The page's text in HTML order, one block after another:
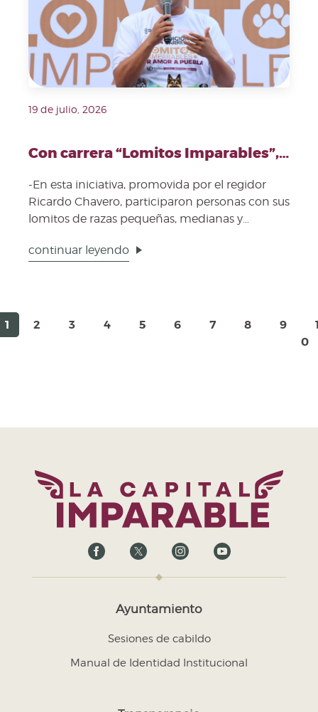
19 de julio, 2026
Con carrera “Lomitos Imparables”, Puebla se une en una fiesta deportiva y de bienestar animal
-En esta iniciativa, promovida por el regidor
Ricardo Chavero, participaron personas con sus
lomitos de razas pequeñas, medianas y
continuar leyendo
1 2 3 4 5 6 7 8 9
0
Ayuntamiento
Sesiones de cabildo
Manual de Identidad Institucional